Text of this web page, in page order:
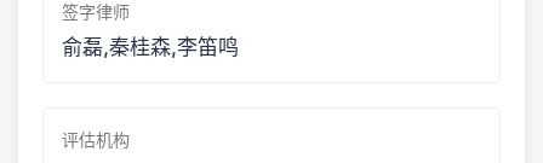
签字律师
俞磊,秦桂森,李笛鸣
评估机构